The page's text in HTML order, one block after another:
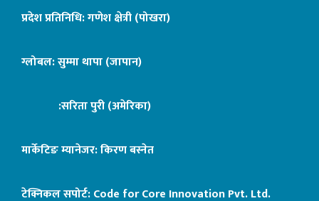
प्रदेश प्रतिनिधि: गणेश क्षेत्री (पोखरा)
ग्लोबल: सुम्मा थापा (जापान)
:सरिता पुरी (अमेरिका)
मार्केटिङ म्यानेजर: किरण बस्नेत
टेक्निकल सपोर्ट:Code for Core Innovation Pvt. Ltd.